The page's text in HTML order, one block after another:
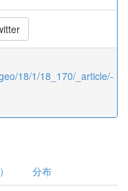
18/1/18_170/_article/-
分布